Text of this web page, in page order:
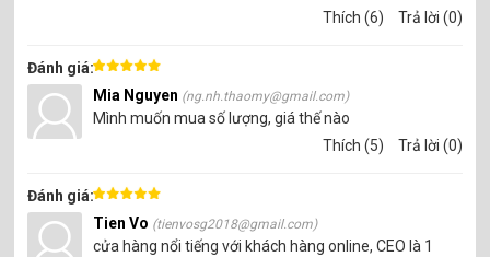
Thích (6)
Trả lời (0)
Đánh giá:
Mia Nguyen (ng.nh.thaomy@gmail.com)
Mình muốn mua số lượng, giá thế nào
Thích (5)
Trả lời (0)
Đánh giá:
Tien Vo (tienvosg2018@gmail.com)
cửa hàng nổi tiếng với khách hàng online, CEO là 1